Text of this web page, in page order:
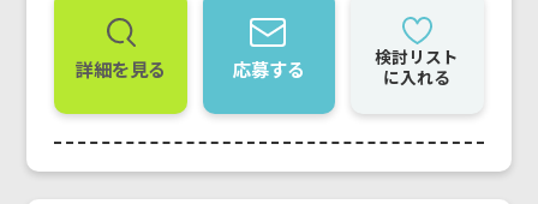
詳細を見る 応募する
検討リスト
に入れる